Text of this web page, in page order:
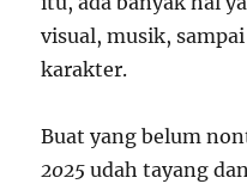
visual, musik,
karakter.
Buat yang belum
2025 udah tayang